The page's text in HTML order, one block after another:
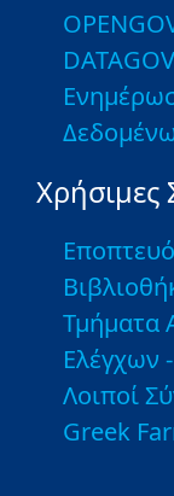
DATAGOV
Χρήσιμες
Τμήματα
Ελέγχων
Λοιποί
Greek